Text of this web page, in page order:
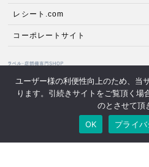
レシート.com
コーポレートサイト
小売、物流、医療、製造などの各分野で
ラベルプリンターとラベルの専門SHOP
© 2020 愛知計機株式会社
ユーザー様の利便性向上のため、当
ります。引続きサイトをご覧頂く場
のとさせて頂
OK
プライ